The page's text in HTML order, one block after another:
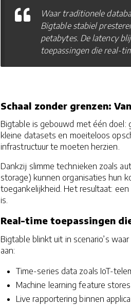
Waar traditionele
Bigtable stabiel
petabytes. De latency
toepassingen die real-
Schaal zonder grenzen:
Bigtable is gebouwd met één
kleine datasets en moeiteloos
infrastructuur te moeten herzien.
Dankzij slimme technieken zoals
storage) kunnen organisaties hun
toegankelijkheid. Het resultaat:
is.
Real-time toepassingen
Bigtable blinkt uit in scenario’s
aan:
Time-series data zoals IoT-
Machine learning feature
Live rapportering binnen